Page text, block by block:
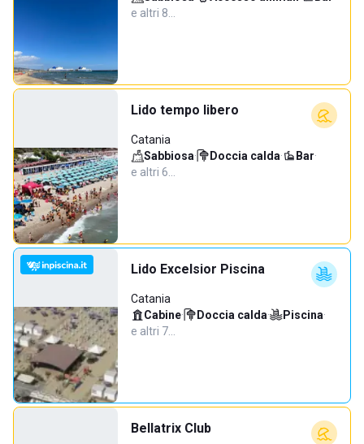
e altri 8…
Lido tempo libero
Catania
Sabbiosa· Doccia calda· Bar·
e altri 6…
Lido Excelsior Piscina
Catania
Cabine· Doccia calda· Piscina·
e altri 7…
Bellatrix Club